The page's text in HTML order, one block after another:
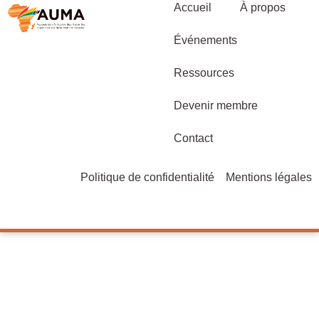
Accueil À propos
Événements
Ressources
Devenir membre
Contact
Politique de confidentialité Mentions légales